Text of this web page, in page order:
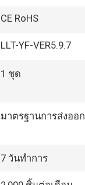
CE RoHS
LLT-YF-VER5.9.7
1 ชุด
มาตรฐานการส่งออก
7 วันทำการ